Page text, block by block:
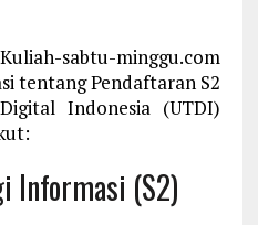
sabtu-minggu.com
tentang Pendaftaran S2
Indonesia (UTDI)
Informasi (S2)